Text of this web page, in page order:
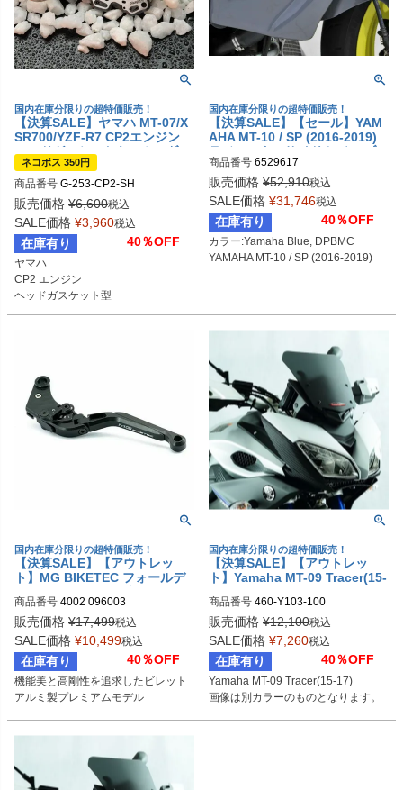
国内在庫分限りの超特価販売！
【決算SALE】ヤマハ MT-07/X
SR700/YZF-R7 CP2エンジン
ヘッドガスケットキーホルダー
デイスアグリー(DisagrEE)
ネコポス 350円
商品番号 G-253-CP2-SH
販売価格 ¥6,600税込
SALE価格 ¥3,960税込
在庫有り 40％OFF
ヤマハ
CP2 エンジン
ヘッドガスケット型
国内在庫分限りの超特価販売！
【決算SALE】【セール】YAM
AHA MT-10 / SP (2016-2019)
ラジエーターサイドカバー ブル
ー BODYSTYLE
商品番号 6529617
販売価格 ¥52,910税込
SALE価格 ¥31,746税込
在庫有り 40％OFF
カラー:Yamaha Blue, DPBMC
YAMAHA MT-10 / SP (2016-2019)
国内在庫分限りの超特価販売！
【決算SALE】【アウトレッ
ト】MG BIKETEC フォールデ
チレバー ブラック SUZUKI / Y
AMAHA
商品番号 4002 096003
販売価格 ¥17,499税込
SALE価格 ¥10,499税込
在庫有り 40％OFF
機能美と高剛性を追求したビレット
アルミ製プレミアムモデル
国内在庫分限りの超特価販売！
【決算SALE】【アウトレッ
ト】Yamaha MT-09 Tracer(15-
ン イリジウムシルバー PowerB
ronze
商品番号 460-Y103-100
販売価格 ¥12,100税込
SALE価格 ¥7,260税込
在庫有り 40％OFF
Yamaha MT-09 Tracer(15-17)
画像は別カラーのものとなります。